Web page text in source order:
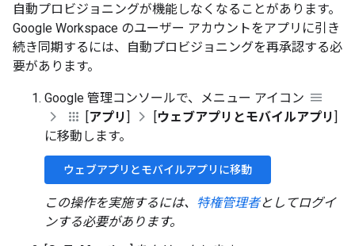
自動プロビジョニングが機能しなくなることがあります。
Google Workspace のユーザー アカウントをアプリに引き
続き同期するには、自動プロビジョニングを再承認する必
要があります。
Google 管理コンソールで、メニュー アイコン
[アプリ] [ウェブアプリとモバイルアプリ]
に移動します。
ウェブアプリとモバイルアプリに移動
この操作を実施するには、 特権管理者としてログイ
ンする必要があります。